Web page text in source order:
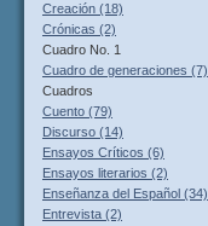
Creación (18)
Crónicas (2)
Cuadro No. 1
Cuadro de generaciones (7)
Cuadros
Cuento (79)
Discurso (14)
Ensayos Críticos (6)
Ensayos literarios (2)
Enseñanza del Español (34)
Entrevista (2)